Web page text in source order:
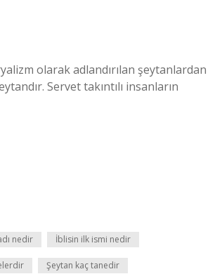
olarak adlandırılan şeytanlardan
Servet takıntılı insanların
nedir İblisin ilk ismi nedir
Şeytan kaç tanedir